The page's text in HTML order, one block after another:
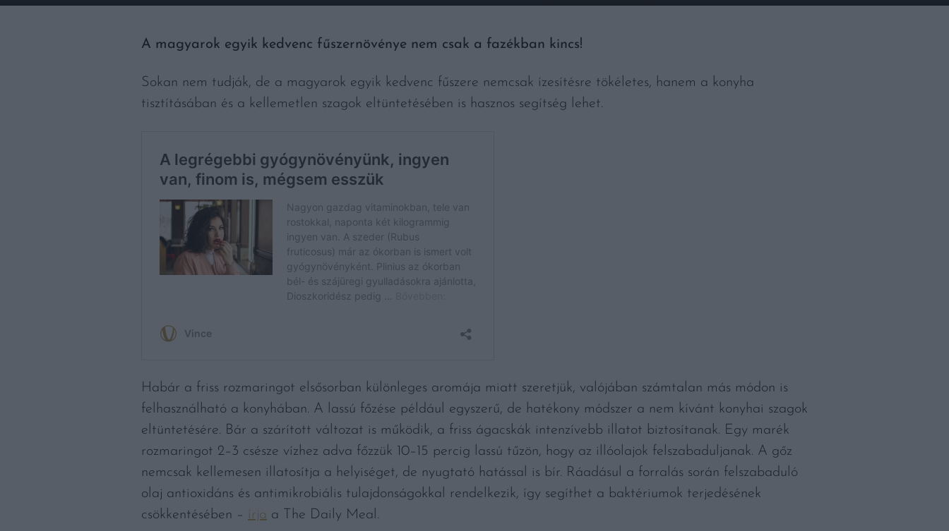
A magyarok egyik kedvenc fűszernövénye nem csak a fazékban kincs!
Sokan nem tudják, de a magyarok egyik kedvenc fűszere nemcsak ízesítésre tökéletes, hanem a konyha
tisztításában és a kellemetlen szagok eltüntetésében is hasznos segítség lehet.
Habár a friss rozmaringot elsősorban különleges aromája miatt szeretjük, valójában számtalan más módon is
felhasználható a konyhában. A lassú főzése például egyszerű, de hatékony módszer a nem kívánt konyhai szagok
eltüntetésére. Bár a szárított változat is működik, a friss ágacskák intenzívebb illatot biztosítanak. Egy marék
rozmaringot 2–3 csésze vízhez adva főzzük 10–15 percig lassú tűzön, hogy az illóolajok felszabaduljanak. A gőz
nemcsak kellemesen illatosítja a helyiséget, de nyugtató hatással is bír. Ráadásul a forralás során felszabaduló
olaj antioxidáns és antimikrobiális tulajdonságokkal rendelkezik, így segíthet a baktériumok terjedésének
csökkentésében – írja a The Daily Meal.